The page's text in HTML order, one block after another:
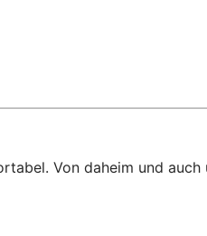
Von daheim und auch